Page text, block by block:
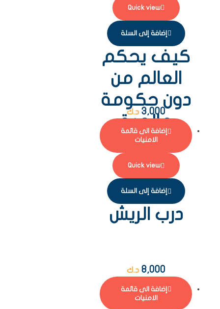
Quick view
إضافة إلى السلة
كيف يحكم
العالم من
دون حكومة
عالمية
3,000 د.ك
إضافة الى قائمة
الامنيات
Quick view
إضافة إلى السلة
درب الريش
8,000 د.ك
إضافة الى قائمة
الامنيات